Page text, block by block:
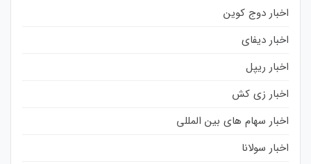
اخبار دوج کوین
اخبار دیفای
اخبار ریپل
اخبار زی کش
اخبار سهام های بین المللی
اخبار سولانا